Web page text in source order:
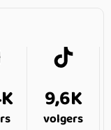
9,6K
volgers